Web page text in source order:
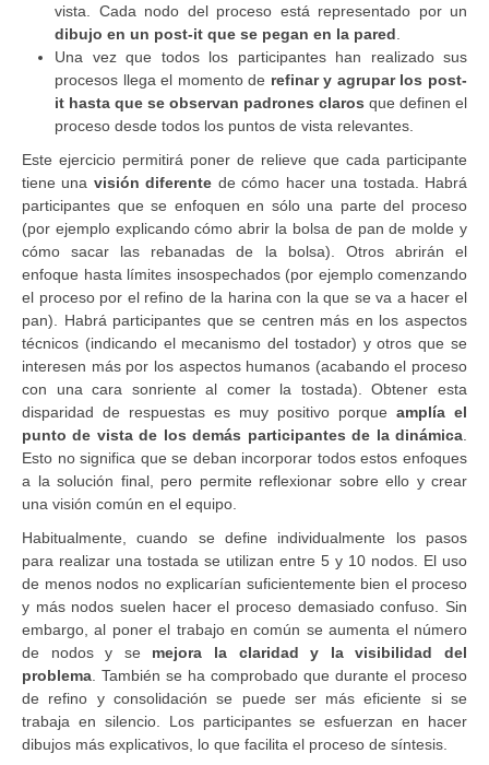
vista. Cada nodo del proceso está representado por un
dibujo en un post-it que se pegan en la pared
Una vez que todos los participantes han realizado sus
procesos llega el momento de refinar y agrupar los post-
it hasta que se observan padrones claros que definen el
proceso desde todos los puntos de vista relevantes.
Este ejercicio permitirá poner de relieve que cada participante
tiene una visión diferente de cómo hacer una tostada. Habrá
participantes que se enfoquen en sólo una parte del proceso
(por ejemplo explicando cómo abrir la bolsa de pan de molde y
cómo sacar las rebanadas de la bolsa). Otros abrirán el
enfoque hasta límites insospechados (por ejemplo comenzando
el proceso por el refino de la harina con la que se va a hacer el
pan). Habrá participantes que se centren más en los aspectos
técnicos (indicando el mecanismo del tostador) y otros que se
interesen más por los aspectos humanos (acabando el proceso
con una cara sonriente al comer la tostada). Obtener esta
disparidad de respuestas es muy positivo porque amplía el
punto de vista de los demás participantes de la dinámica
Esto no significa que se deban incorporar todos estos enfoques
a la solución final, pero permite reflexionar sobre ello y crear
una visión común en el equipo.
Habitualmente, cuando se define individualmente los pasos
para realizar una tostada se utilizan entre 5 y 10 nodos. El uso
de menos nodos no explicarían suficientemente bien el proceso
y más nodos suelen hacer el proceso demasiado confuso. Sin
embargo, al poner el trabajo en común se aumenta el número
de nodos y se mejora la claridad y la visibilidad del
problema . También se ha comprobado que durante el proceso
de refino y consolidación se puede ser más eficiente si se
trabaja en silencio. Los participantes se esfuerzan en hacer
dibujos más explicativos, lo que facilita el proceso de síntesis.